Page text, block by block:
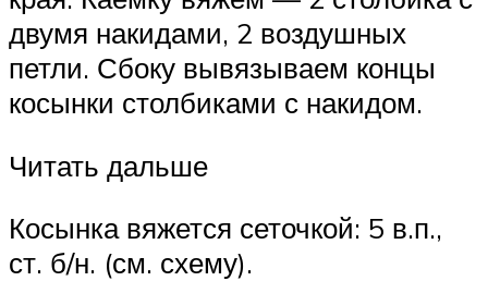
двумя накидами, 2 воздушных
петли. Сбоку вывязываем концы
косынки столбиками с накидом.
Читать дальше
Косынка вяжется сеточкой: 5 в.п.,
ст. б/н. (см. схему).